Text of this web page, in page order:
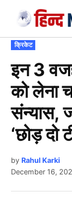
content
POSTED
IN
क्रिकेट
इन 3
को लेना
संन्यास,
‘छोड़ दो
by Rahul Karki
December 16,